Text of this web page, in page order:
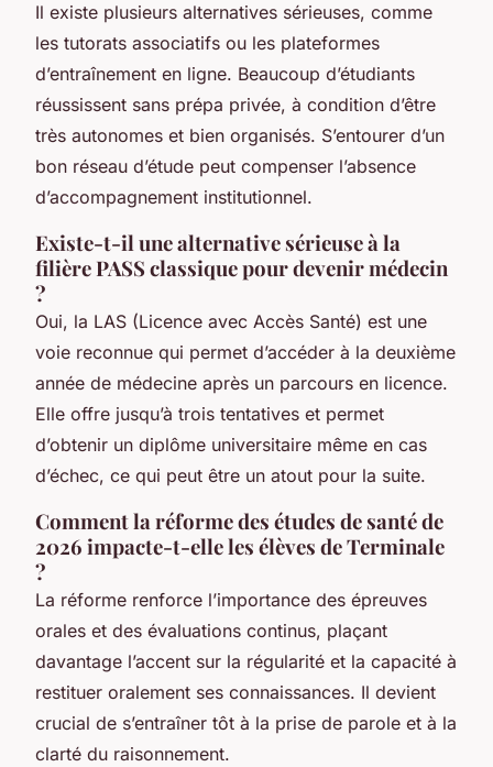
Il existe plusieurs alternatives sérieuses, comme
les tutorats associatifs ou les plateformes
d’entraînement en ligne. Beaucoup d’étudiants
réussissent sans prépa privée, à condition d’être
très autonomes et bien organisés. S’entourer d’un
bon réseau d’étude peut compenser l’absence
d’accompagnement institutionnel.
Existe-t-il une alternative sérieuse à la
filière PASS classique pour devenir médecin
?
Oui, la LAS (Licence avec Accès Santé) est une
voie reconnue qui permet d’accéder à la deuxième
année de médecine après un parcours en licence.
Elle offre jusqu’à trois tentatives et permet
d’obtenir un diplôme universitaire même en cas
d’échec, ce qui peut être un atout pour la suite.
Comment la réforme des études de santé de
2026 impacte-t-elle les élèves de Terminale
?
La réforme renforce l’importance des épreuves
orales et des évaluations continus, plaçant
davantage l’accent sur la régularité et la capacité à
restituer oralement ses connaissances. Il devient
crucial de s’entraîner tôt à la prise de parole et à la
clarté du raisonnement.